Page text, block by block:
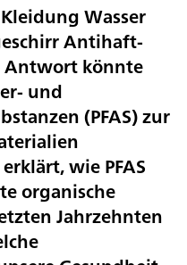
Wasser
Antihaft-
Antwort könnte
und
(PFAS) zur
wie PFAS
organische
Jahrzehnten